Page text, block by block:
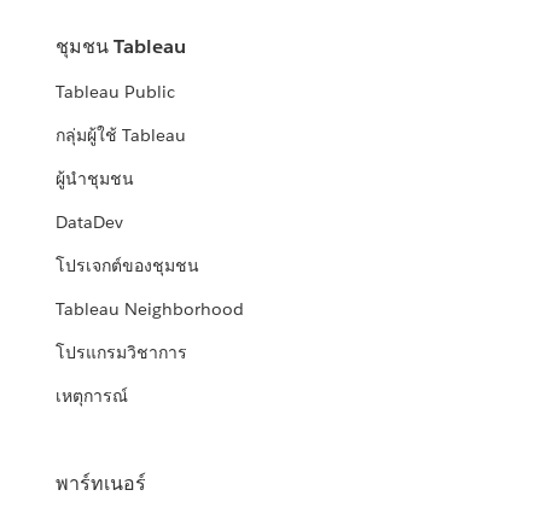
ชุมชน Tableau
Tableau Public
กลุ่มผู้ใช้ Tableau
ผู้นำชุมชน
DataDev
โปรเจกต์ของชุมชน
Tableau Neighborhood
โปรแกรมวิชาการ
เหตุการณ์
พาร์ทเนอร์